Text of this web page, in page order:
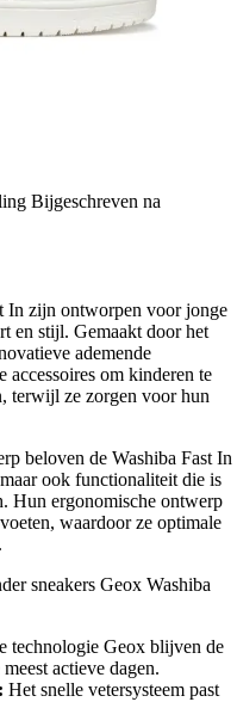
Bijgeschreven na
In zijn ontworpen voor jonge
en stijl. Gemaakt door het
ademende
accessoires om kinderen te
terwijl ze zorgen voor hun
beloven de Washiba Fast In
ook functionaliteit die is
Hun ergonomische ontwerp
waardoor ze optimale
sneakers Geox Washiba
technologie Geox blijven de
actieve dagen.
Het snelle vetersysteem past